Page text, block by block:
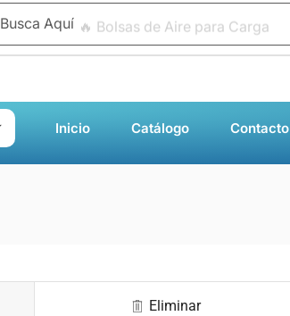
Busca Aquí 🔥 Bolsas de Aire para Carga
Inicio Catálogo Contacto
Eliminar